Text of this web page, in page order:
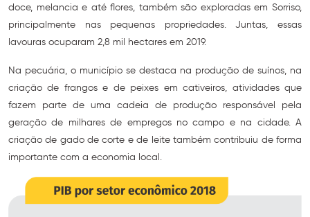
doce, melancia e até flores, também são exploradas em Sorriso,
principalmente nas pequenas propriedades. Juntas, essas
lavouras ocuparam 2,8 mil hectares em 2019.
Na pecuária, o município se destaca na produção de suínos, na
criação de frangos e de peixes em cativeiros, atividades que
fazem parte de uma cadeia de produção responsável pela
geração de milhares de empregos no campo e na cidade. A
criação de gado de corte e de leite também contribuiu de forma
importante com a economia local.